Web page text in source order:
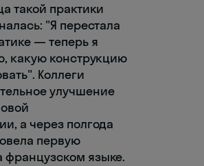
такой практики
"Я перестала
— теперь я
какую конструкцию
Коллеги
улучшение
а через полгода
первую
французском языке.